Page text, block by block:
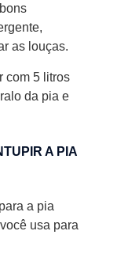
as louças.
com 5 litros
da pia e
A PIA
a pia
usa para